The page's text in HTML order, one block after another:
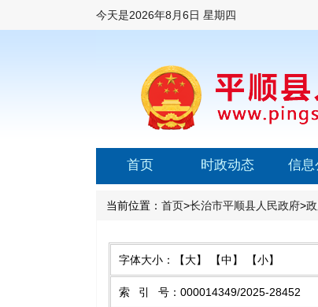
今天是2026年8月6日 星期四
首页 时政动态 信息
当前位置： 首页>长治市平顺县人民政府>
字体大小： 【大】 【中】 【小】
索引号 ： 000014349/2025-28452